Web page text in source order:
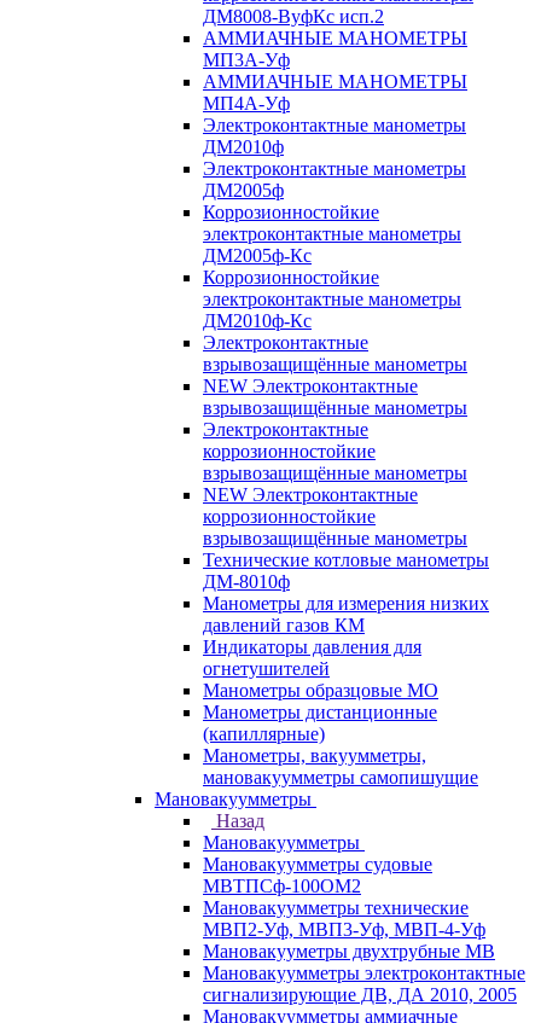
ДМ8008-ВуфКс исп.2
АММИАЧНЫЕ МАНОМЕТРЫ
МП3А-Уф
АММИАЧНЫЕ МАНОМЕТРЫ
МП4А-Уф
Электроконтактные манометры
ДМ2010ф
Электроконтактные манометры
ДМ2005ф
Коррозионностойкие
электроконтактные манометры
ДМ2005ф-Кс
Коррозионностойкие
электроконтактные манометры
ДМ2010ф-Кс
Электроконтактные
взрывозащищённые манометры
NEW Электроконтактные
взрывозащищённые манометры
Электроконтактные
коррозионностойкие
взрывозащищённые манометры
NEW Электроконтактные
коррозионностойкие
взрывозащищённые манометры
Технические котловые манометры
ДМ-8010ф
Манометры для измерения низких
давлений газов КМ
Индикаторы давления для
огнетушителей
Манометры образцовые МО
Манометры дистанционные
(капиллярные)
Манометры, вакуумметры,
мановакуумметры самопишущие
Мановакуумметры
Назад
Мановакуумметры
Мановакуумметры судовые
МВТПСф-100ОМ2
Мановакуумметры технические
МВП2-Уф, МВП3-Уф, МВП-4-Уф
Мановакууметры двухтрубные МВ
Мановакуумметры электроконтактные
сигнализирующие ДВ, ДА 2010, 2005
Мановакуумметры аммиачные